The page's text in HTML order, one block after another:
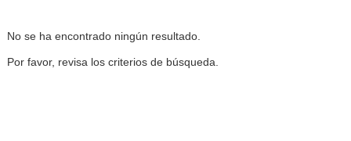
No se ha encontrado ningún resultado.
Por favor, revisa los criterios de búsqueda.